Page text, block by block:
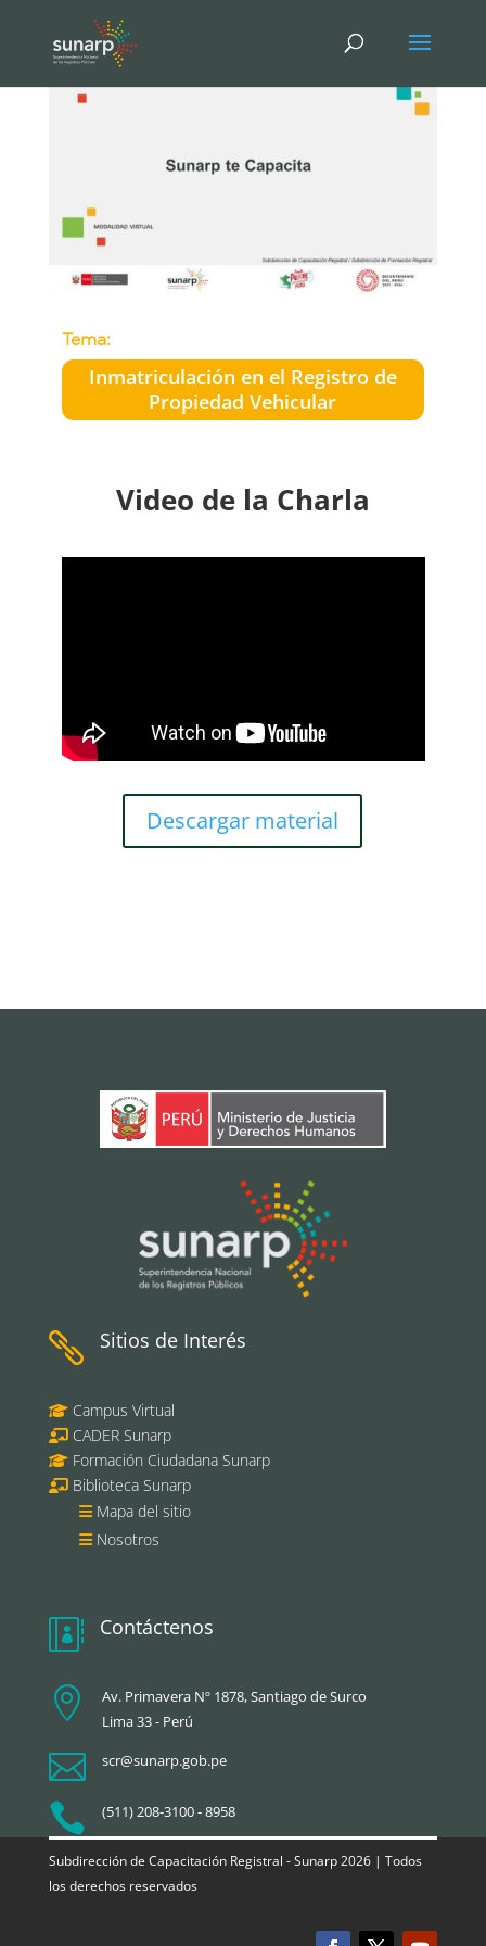
Tema:
Inmatriculación en el Registro de
Propiedad Vehicular
Video de la Charla
Descargar material
 Sitios de Interés
Campus Virtual
CADER Sunarp
Formación Ciudadana Sunarp
Biblioteca Sunarp
Mapa del sitio
Nosotros
 Contáctenos

Av. Primavera Nº 1878, Santiago de Surco
Lima 33 - Perú
 scr@sunarp.gob.pe
 (511) 208-3100 - 8958
Subdirección de Capacitación Registral - Sunarp 2026 | Todos
los derechos reservados